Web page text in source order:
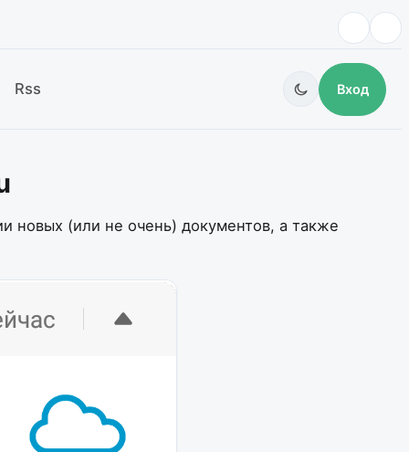
Rss Вход
новых (или не очень) документов, а также